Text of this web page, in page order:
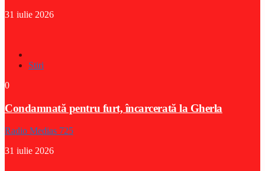
31 iulie 2026
Stiri
0
Condamnată pentru furt, încarcerată la Gherla
Radio Medias 725
31 iulie 2026